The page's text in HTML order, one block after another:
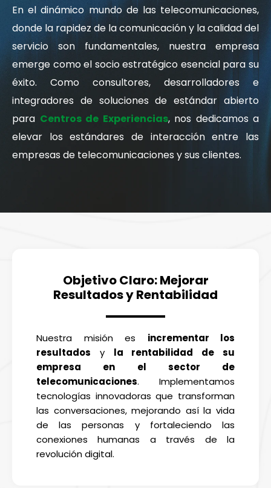
En el dinámico mundo de las telecomunicaciones,
donde la rapidez de la comunicación y la calidad del
servicio son fundamentales, nuestra empresa
emerge como el socio estratégico esencial para su
éxito. Como consultores, desarrolladores e
integradores de soluciones de estándar abierto
para Centros de Experiencias, nos dedicamos a
elevar los estándares de interacción entre las
empresas de telecomunicaciones y sus clientes.
Objetivo Claro: Mejorar
Resultados y Rentabilidad
Nuestra misión es incrementar los
resultados y la rentabilidad de su
empresa en el sector de
telecomunicaciones. Implementamos
tecnologías innovadoras que transforman
las conversaciones, mejorando así la vida
de las personas y fortaleciendo las
conexiones humanas a través de la
revolución digital.